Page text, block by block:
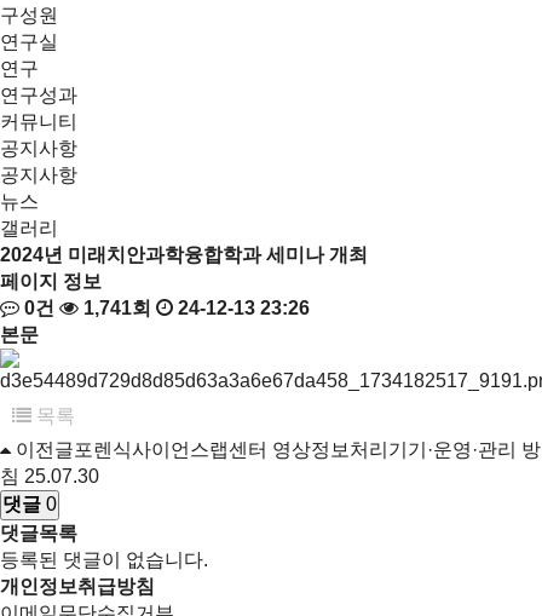
구성원
연구실
연구
연구성과
커뮤니티
공지사항
공지사항
뉴스
갤러리
2024년 미래치안과학융합학과 세미나 개최
페이지 정보
0건
1,741회
24-12-13 23:26
본문
목록
이전글포렌식사이언스랩센터 영상정보처리기기·운영·관리 방
침 25.07.30
댓글 0
댓글목록
등록된 댓글이 없습니다.
개인정보취급방침